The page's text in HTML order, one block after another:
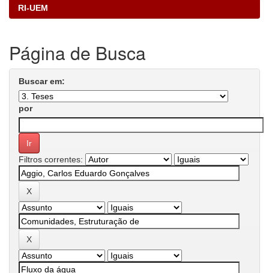
RI-UEM
Página de Busca
Buscar em:
por
Filtros correntes: